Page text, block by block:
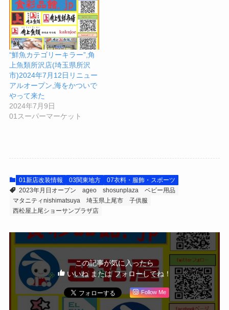
“鮮魚カテゴリーキラー”,角
上魚類所沢店(埼玉県所沢
市)2024年7月12日リニュー
アルオープン,海をかついで
やって来た
2024年7月9日
01スーパーマーケット
01新店改装情報 03関東地方
07衣料・服飾・スポーツ
2023年月日オープン
ageo shosunplaza
ベビー用品
マタニティnishimatsuya
埼玉県上尾市
子供服
西松屋上尾ショーサンプラザ店
この記事が気に入ったら
いいね または フォローしてね！
Follow Me